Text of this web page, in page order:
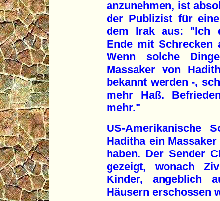
anzunehmen, ist
der Publizist für
dem Irak aus: "Ich
Ende mit Schrecken
Wenn solche
Massaker von
bekannt werden -,
mehr Haß.
mehr."
US-Amerikanische
Haditha ein
haben. Der Sender
gezeigt, wonach
Kinder, angeblich
Häusern erschossen